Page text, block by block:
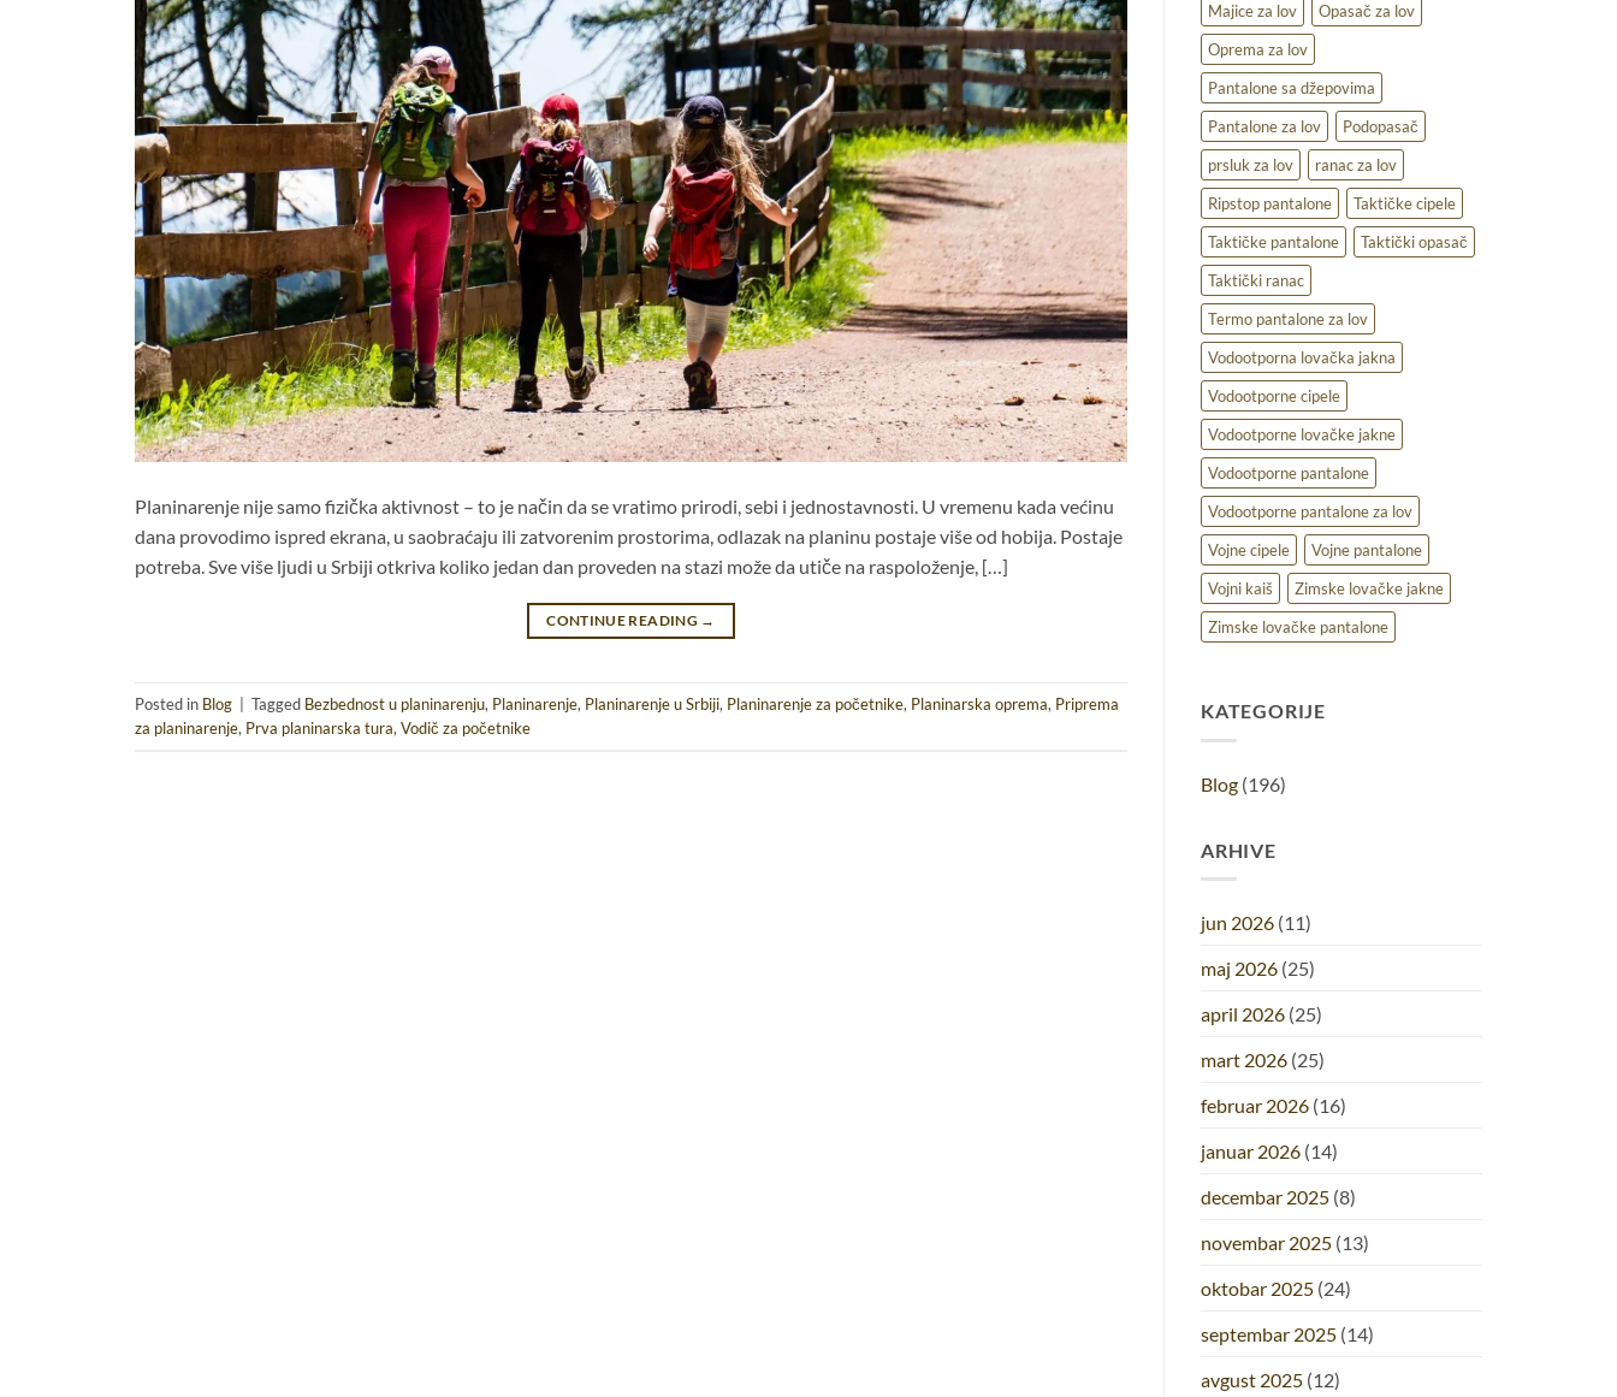
Planinarenje nije samo fizička aktivnost – to je način da se vratimo prirodi, sebi i jednostavnosti. U vremenu kada većinu
dana provodimo ispred ekrana, u saobraćaju ili zatvorenim prostorima, odlazak na planinu postaje više od hobija. Postaje
potreba. Sve više ljudi u Srbiji otkriva koliko jedan dan proveden na stazi može da utiče na raspoloženje, […]
CONTINUE READING →
Posted in Blog Tagged Bezbednost u planinarenju, Planinarenje, Planinarenje u Srbiji, Planinarenje za početnike, Planinarska oprema, Priprema
za planinarenje, Prva planinarska tura, Vodič za početnike
Majice za lov
Opasač za lov
Oprema za lov
Pantalone sa džepovima
Pantalone za lov
Podopasač
prsluk za lov
ranac za lov
Ripstop pantalone
Taktičke cipele
Taktičke pantalone
Taktički opasač
Taktički ranac
Termo pantalone za lov
Vodootporna lovačka jakna
Vodootporne cipele
Vodootporne lovačke jakne
Vodootporne pantalone
Vodootporne pantalone za lov
Vojne cipele
Vojne pantalone
Vojni kaiš
Zimske lovačke jakne
Zimske lovačke pantalone
KATEGORIJE
Blog (196)
ARHIVE
jun 2026 (11)
maj 2026 (25)
april 2026 (25)
mart 2026 (25)
februar 2026 (16)
januar 2026 (14)
decembar 2025 (8)
novembar 2025 (13)
oktobar 2025 (24)
septembar 2025 (14)
avgust 2025 (12)